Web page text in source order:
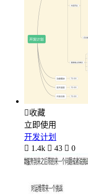
收藏
立即使用
开发计划
 1.4k  43  0